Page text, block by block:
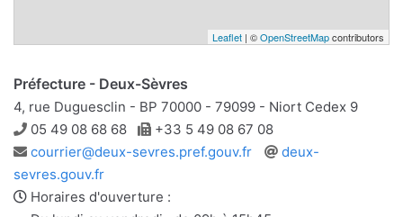
Leaflet | ©OpenStreetMapcontributors
Préfecture - Deux-Sèvres
4, rue Duguesclin - BP 70000 - 79099 - Niort Cedex 9
Téléphone
05 49 08 68 68 Télécopie
+33 5 49 08 67 08
Adresse
e-
mail
courrier@deux-sevres.pref.gouv.fr
Site
deux-
sevres.gouv.fr
Horaires d'ouverture :